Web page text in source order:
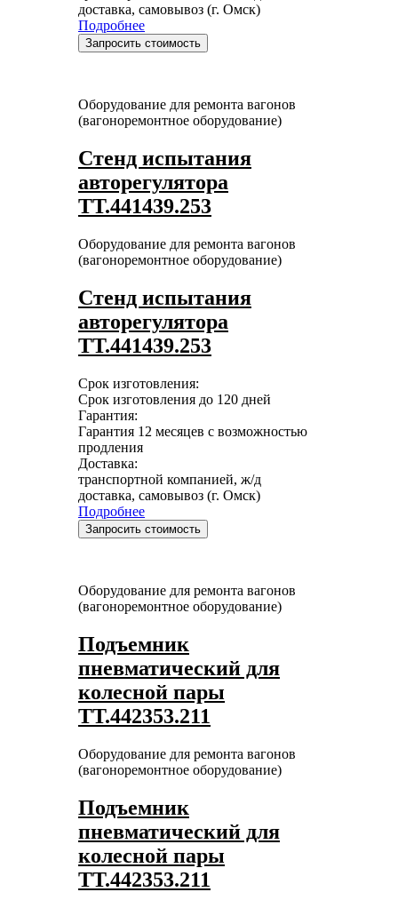
доставка, самовывоз (г. Омск)
Подробнее
Запросить стоимость
Оборудование для ремонта вагонов
(вагоноремонтное оборудование)
Стенд испытания
авторегулятора
ТТ.441439.253
Оборудование для ремонта вагонов
(вагоноремонтное оборудование)
Стенд испытания
авторегулятора
ТТ.441439.253
Срок изготовления:
Срок изготовления до 120 дней
Гарантия:
Гарантия 12 месяцев с возможностью
продления
Доставка:
транспортной компанией, ж/д
доставка, самовывоз (г. Омск)
Подробнее
Запросить стоимость
Оборудование для ремонта вагонов
(вагоноремонтное оборудование)
Подъемник
пневматический для
колесной пары
ТТ.442353.211
Оборудование для ремонта вагонов
(вагоноремонтное оборудование)
Подъемник
пневматический для
колесной пары
ТТ.442353.211